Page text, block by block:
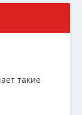
такие